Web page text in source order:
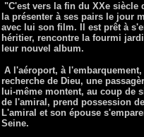
"C'est vers la fin du XXe
la présenter à ses pairs le jour
avec lui son film. Il est prêt à
héritier, rencontre la fourmi
leur nouvel album.
A l'aéroport, à
recherche de Dieu, une
lui-même montent, au coup de
de l'amiral, prend possession
L'amiral et son épouse
Seine.